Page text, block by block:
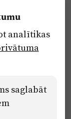
analītikas
saglabāt